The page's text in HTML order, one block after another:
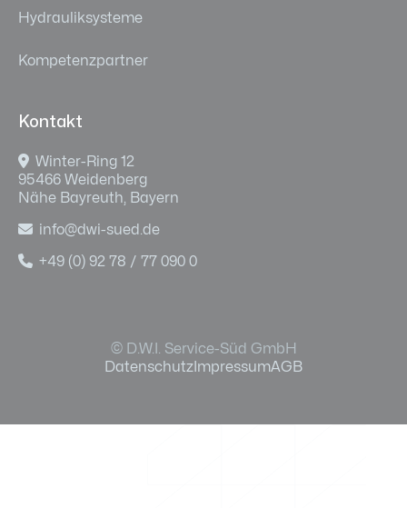
Hydrauliksysteme
Kompetenzpartner
Kontakt
 Winter-Ring 12
95466 Weidenberg
Nähe Bayreuth, Bayern
 info@dwi-sued.de
 +49 (0) 92 78 / 77 090 0
Datenschutz ImpressumAGB
© D.W.I. Service-Süd GmbH